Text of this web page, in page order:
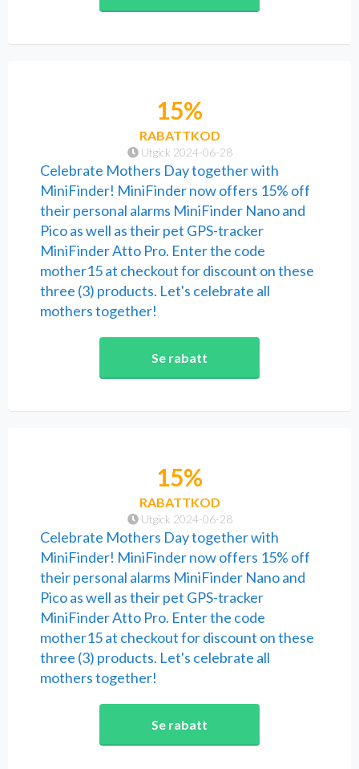
Utgick 2024-06-28
15%
RABATTKOD
Celebrate Mothers Day together with
MiniFinder! MiniFinder now offers 15% off
their personal alarms MiniFinder Nano and
Pico as well as their pet GPS-tracker
MiniFinder Atto Pro. Enter the code
mother15 at checkout for discount on these
three (3) products. Let's celebrate all
mothers together!
Se rabatt
Utgick 2024-06-28
15%
RABATTKOD
Celebrate Mothers Day together with
MiniFinder! MiniFinder now offers 15% off
their personal alarms MiniFinder Nano and
Pico as well as their pet GPS-tracker
MiniFinder Atto Pro. Enter the code
mother15 at checkout for discount on these
three (3) products. Let's celebrate all
mothers together!
Se rabatt